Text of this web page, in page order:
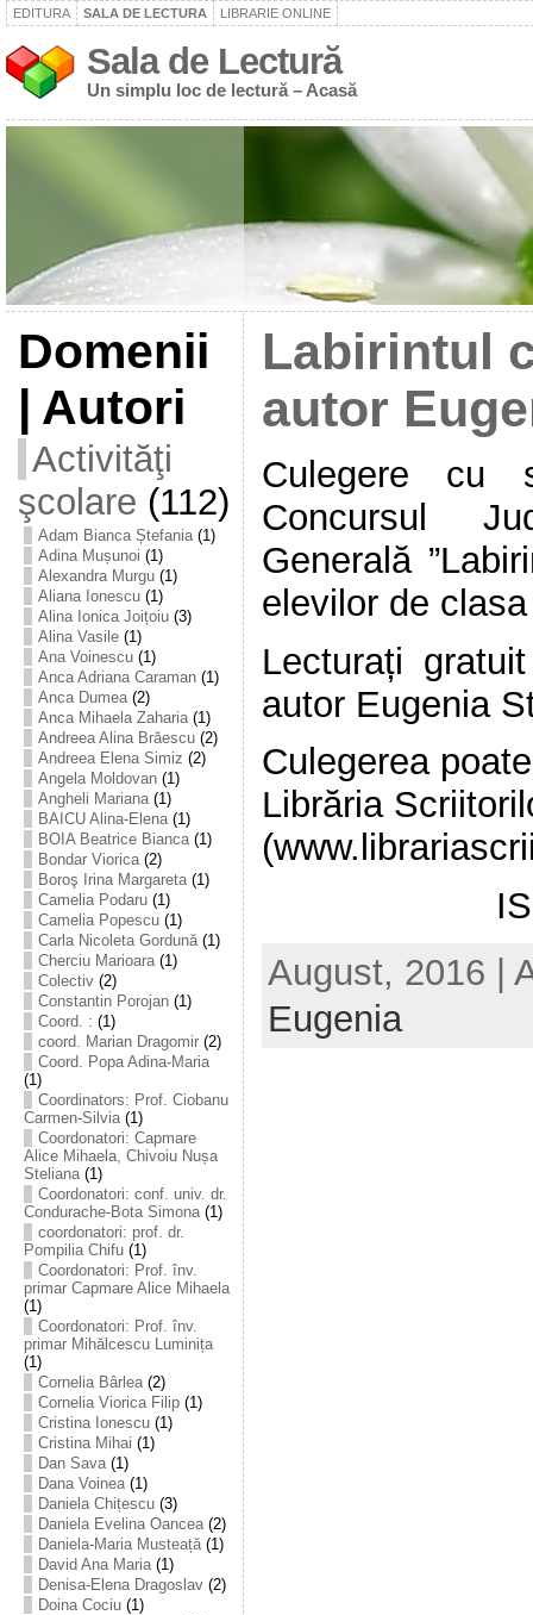
EDITURA SALA DE LECTURA LIBRARIE ONLINE
Sala de Lectură
Un simplu loc de lectură – Acasă
Domenii
| Autori
Activităţi
şcolare (112)
Adam Bianca Ștefania(1)
Adina Mușunoi (1)
Alexandra Murgu(1)
Aliana Ionescu(1)
Alina Ionica Joițoiu(3)
Alina Vasile(1)
Ana Voinescu(1)
Anca Adriana Caraman(1)
Anca Dumea(2)
Anca Mihaela Zaharia(1)
Andreea Alina Brăescu(2)
Andreea Elena Simiz (2)
Angela Moldovan(1)
Angheli Mariana(1)
BAICU Alina-Elena(1)
BOIA Beatrice Bianca(1)
Bondar Viorica(2)
Boroş Irina Margareta(1)
Camelia Podaru(1)
Camelia Popescu(1)
Carla Nicoleta Gordună(1)
Cherciu Marioara(1)
Colectiv(2)
Constantin Porojan(1)
Coord. : (1)
coord. Marian Dragomir(2)
Coord. Popa Adina-Maria
(1)
Coordinators: Prof. Ciobanu
Carmen-Silvia(1)
Coordonatori: Capmare
Alice Mihaela, Chivoiu Nușa
Steliana(1)
Coordonatori: conf. univ. dr.
Condurache-Bota Simona(1)
coordonatori: prof. dr.
Pompilia Chifu(1)
Coordonatori: Prof. înv.
primar Capmare Alice Mihaela
(1)
Coordonatori: Prof. înv.
primar Mihălcescu Luminița
(1)
Cornelia Bârlea(2)
Cornelia Viorica Filip(1)
Cristina Ionescu(1)
Cristina Mihai (1)
Dan Sava(1)
Dana Voinea(1)
Daniela Chițescu(3)
Daniela Evelina Oancea(2)
Daniela-Maria Musteață(1)
David Ana Maria(1)
Denisa-Elena Dragoslav(2)
Doina Cociu(1)
Labirintul
autor
Culegere cu
Concursul
Generală
elevilor de
Lecturați
autor Eugenia
Culegerea
Librăria
August, 2016 |
Eugenia